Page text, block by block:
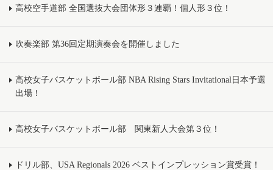
高校空手道部 全国選抜大会団体形３連覇！個人形３位！
吹奏楽部 第36回定期演奏会を開催しました
高校女子バスケットボール部 NBA Rising Stars Invitational日本予選
出場！
高校女子バスケットボール部 関東新人大会第３位！
ドリル部、USA Regionals 2026 ベストインプレッション賞受賞！